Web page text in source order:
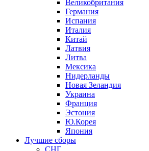
Великобритания
Германия
Испания
Италия
Китай
Латвия
Литва
Мексика
Нидерланды
Новая Зеландия
Украина
Франция
Эстония
Ю.Корея
Япония
Лучшие сборы
СНГ